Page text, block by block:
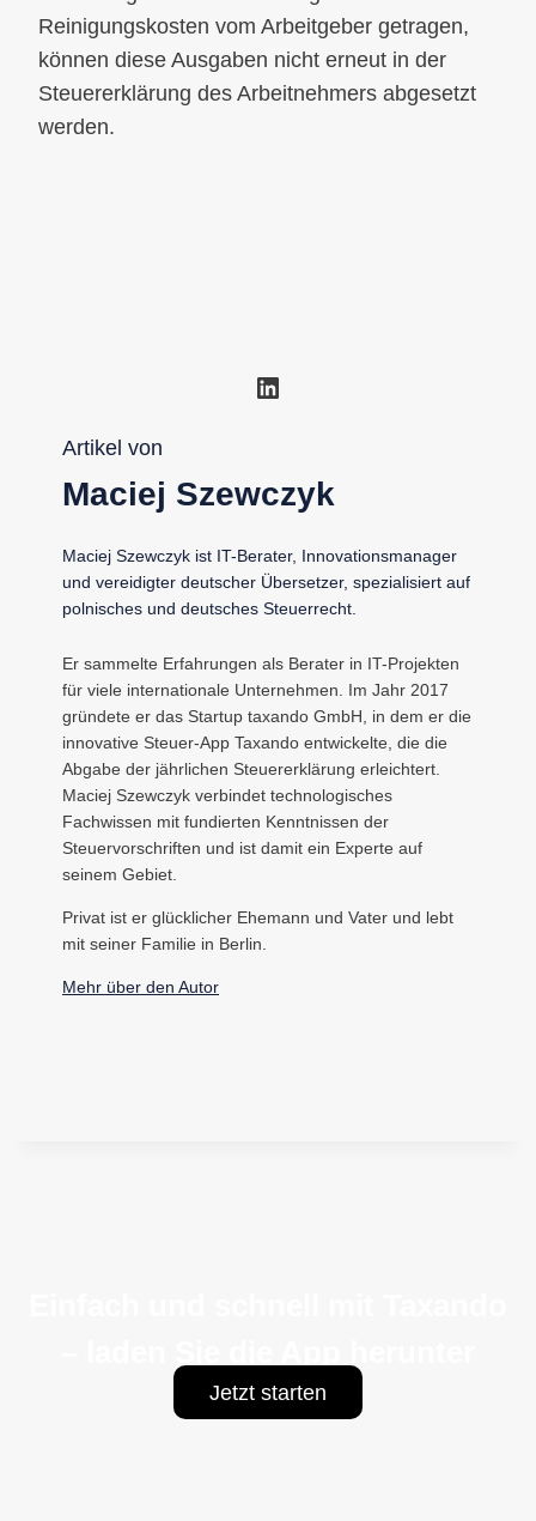
Reinigungskosten vom Arbeitgeber getragen,
können diese Ausgaben nicht erneut in der
Steuererklärung des Arbeitnehmers abgesetzt
werden.
LinkedIn
Artikel von
Maciej Szewczyk
Maciej Szewczyk ist IT-Berater, Innovationsmanager
und vereidigter deutscher Übersetzer, spezialisiert auf
polnisches und deutsches Steuerrecht.
Er sammelte Erfahrungen als Berater in IT-Projekten
für viele internationale Unternehmen. Im Jahr 2017
gründete er das Startup taxando GmbH, in dem er die
innovative Steuer-App Taxando entwickelte, die die
Abgabe der jährlichen Steuererklärung erleichtert.
Maciej Szewczyk verbindet technologisches
Fachwissen mit fundierten Kenntnissen der
Steuervorschriften und ist damit ein Experte auf
seinem Gebiet.
Privat ist er glücklicher Ehemann und Vater und lebt
mit seiner Familie in Berlin.
Mehr über den Autor
Jetzt starten